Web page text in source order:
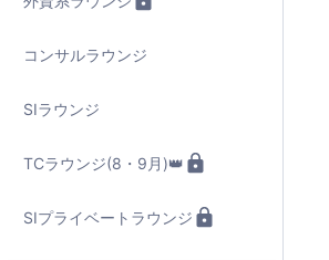
コンサルラウンジ
SIラウンジ
TCラウンジ(8・9月)👑
SIプライベートラウンジ